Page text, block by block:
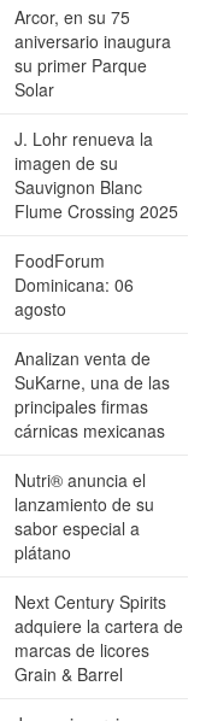
Arcor, en su 75
aniversario inaugura
su primer Parque
Solar
J. Lohr renueva la
imagen de su
Sauvignon Blanc
Flume Crossing 2025
FoodForum
Dominicana: 06
agosto
Analizan venta de
SuKarne, una de las
principales firmas
cárnicas mexicanas
Nutri® anuncia el
lanzamiento de su
sabor especial a
plátano
Next Century Spirits
adquiere la cartera de
marcas de licores
Grain & Barrel